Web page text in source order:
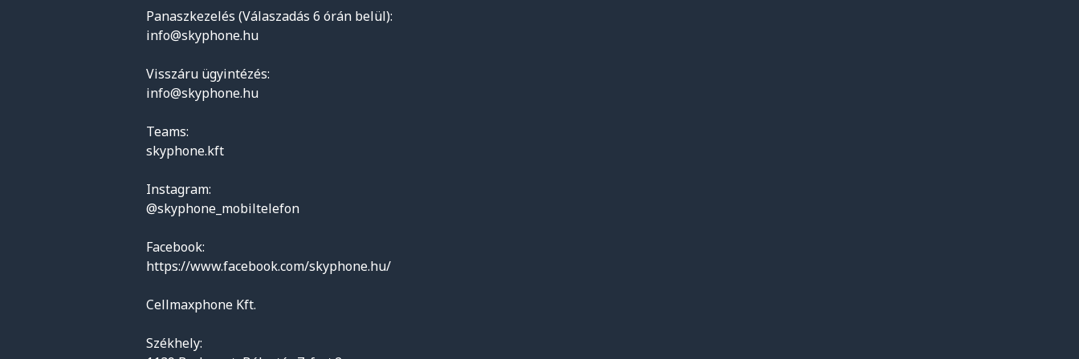
Panaszkezelés (Válaszadás 6 órán belül):
info@skyphone.hu
Visszáru ügyintézés:
info@skyphone.hu
Teams:
skyphone.kft
Instagram:
@skyphone_mobiltelefon
Facebook:
https://www.facebook.com/skyphone.hu/
Cellmaxphone Kft.
Székhely: